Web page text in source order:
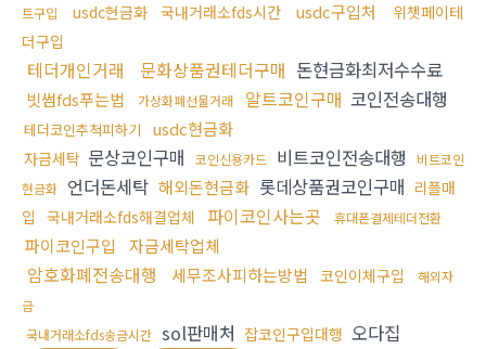
트구입
usdc현금화 국내거래소fds시간 usdc구입처
위쳇페이테
더구입
테더개인거래 문화상품권테더구매 돈현금화최저수수료
빗썸fds푸는법 가상화폐선물거래 알트코인구매 코인전송대행
테더코인추척피하기 usdc현금화
자금세탁 문상코인구매 코인신용카드 비트코인전송대행
비트코인
현금화 언더돈세탁 해외돈현금화 롯데상품권코인구매 리플매
입 국내거래소fds해결업체 파이코인사는곳 휴대폰결제테더전환
파이코인구입 자금세탁업체
암호화폐전송대행 세무조사피하는방법 코인이체구입
해외자
금
국내거래소fds송금시간 sol판매처 잡코인구입대행 오다집